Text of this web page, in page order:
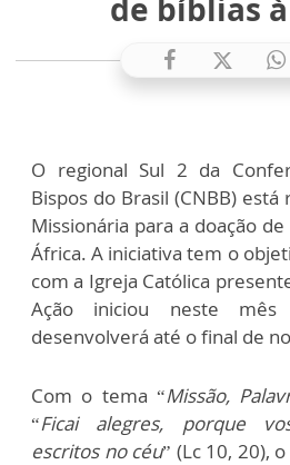
de bíblias
O regional Sul 2 da
Bispos do Brasil (CNBB)
Missionária para a doação
África. A iniciativa tem o
com a Igreja Católica
Ação iniciou neste
desenvolverá até o final de
Com o tema “Missão,
“Ficai alegres, porque
escritos no céu” (Lc 10, 20),